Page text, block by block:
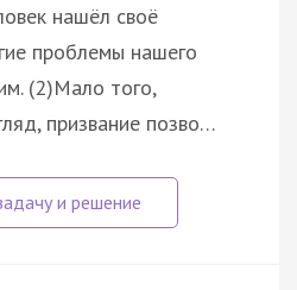
нашёл своё
проблемы нашего
(2)Мало того,
призвание позво…